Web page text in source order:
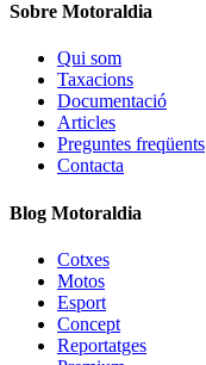
Sobre Motoraldia
Qui som
Taxacions
Documentació
Articles
Preguntes freqüents
Contacta
Blog Motoraldia
Cotxes
Motos
Esport
Concept
Reportatges